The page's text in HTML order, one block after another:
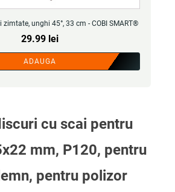
zimtate, unghi 45°, 33 cm - COBI SMART®
29.99 lei
ADAUGA
cu scai pentru
mm, P120, pentru
pentru polizor